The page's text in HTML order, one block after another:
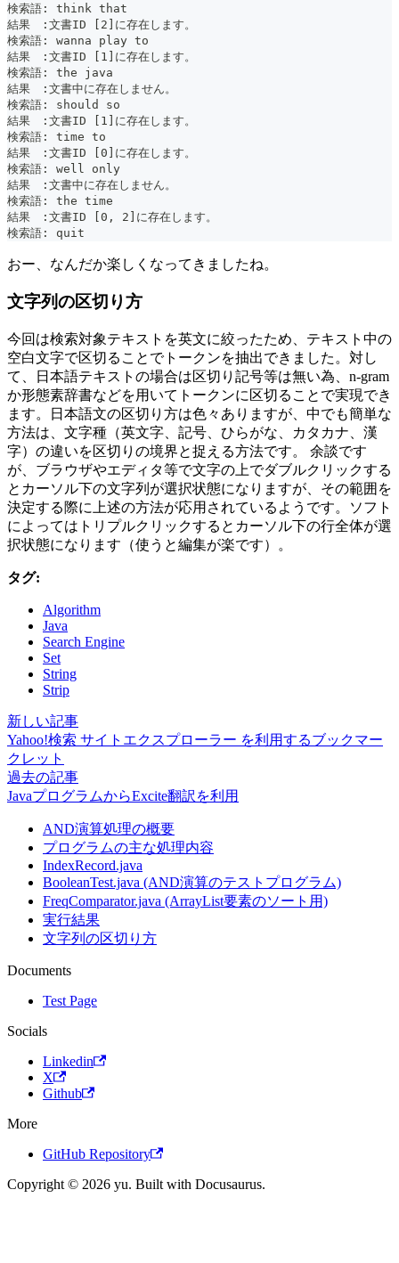
検索語: think that
結果　:文書ID [2]に存在します。
検索語: wanna play to
結果　:文書ID [1]に存在します。
検索語: the java
結果　:文書中に存在しません。
検索語: should so
結果　:文書ID [1]に存在します。
検索語: time to
結果　:文書ID [0]に存在します。
検索語: well only
結果　:文書中に存在しません。
検索語: the time
結果　:文書ID [0, 2]に存在します。
検索語: quit
おー、なんだか楽しくなってきましたね。
文字列の区切り方
今回は検索対象テキストを英文に絞ったため、テキスト中の
空白文字で区切ることでトークンを抽出できました。対し
て、日本語テキストの場合は区切り記号等は無い為、n-gram
か形態素辞書などを用いてトークンに区切ることで実現でき
ます。日本語文の区切り方は色々ありますが、中でも簡単な
方法は、文字種（英文字、記号、ひらがな、カタカナ、漢
字）の違いを区切りの境界と捉える方法です。 余談です
が、ブラウザやエディタ等で文字の上でダブルクリックする
とカーソル下の文字列が選択状態になりますが、その範囲を
決定する際に上述の方法が応用されているようです。ソフト
によってはトリプルクリックするとカーソル下の行全体が選
択状態になります（使うと編集が楽です）。
タグ:
Algorithm
Java
Search Engine
Set
String
Strip
新しい記事
Yahoo!検索 サイトエクスプローラー を利用するブックマー
クレット
過去の記事
JavaプログラムからExcite翻訳を利用
AND演算処理の概要
プログラムの主な処理内容
IndexRecord.java
BooleanTest.java (AND演算のテストプログラム)
FreqComparator.java (ArrayList要素のソート用)
実行結果
文字列の区切り方
Documents
Test Page
Socials
Linkedin
X
Github
More
GitHub Repository
Copyright © 2026 yu. Built with Docusaurus.